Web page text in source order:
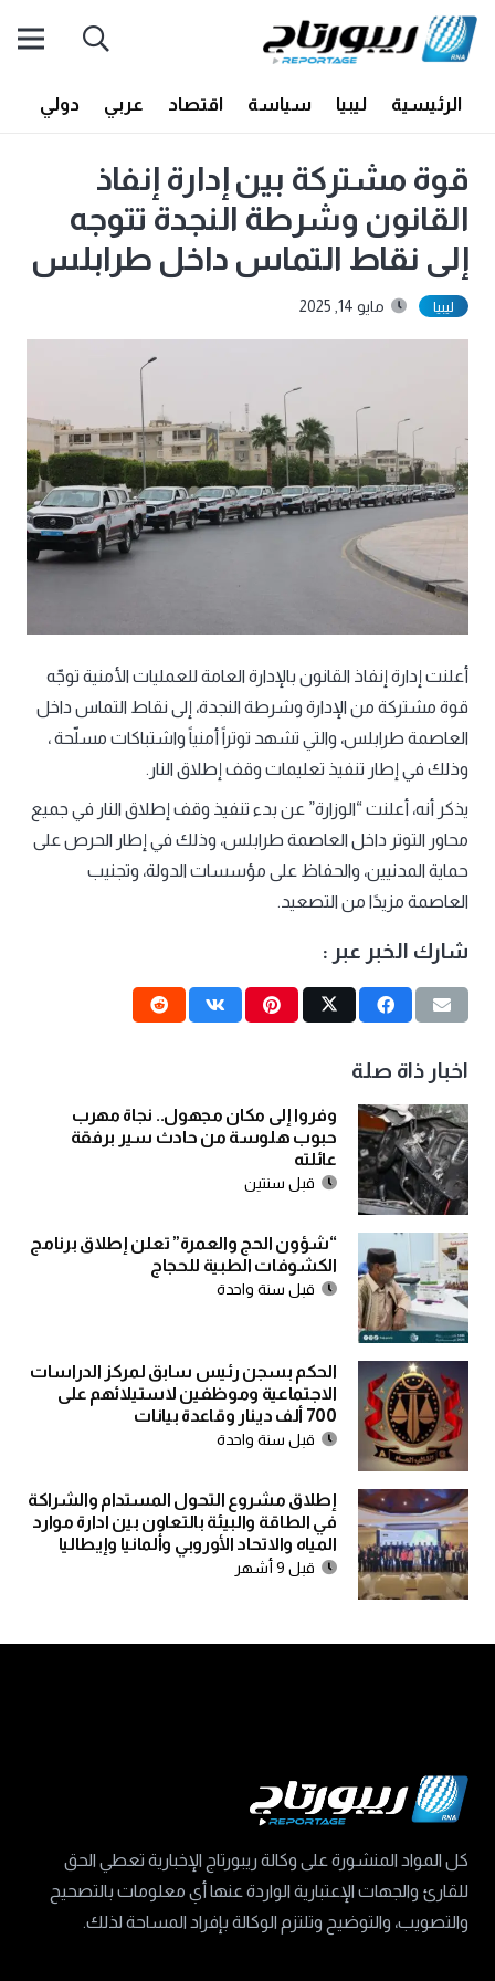
الرئيسية ليبيا سياسة اقتصاد عربي دولي
قوة مشتركة بين إدارة إنفاذ
القانون وشرطة النجدة تتوجه
إلى نقاط التماس داخل طرابلس
ليبيا مايو 14, 2025
أعلنت إدارة إنفاذ القانون بالإدارة العامة للعمليات الأمنية توجّه
قوة مشتركة من الإدارة وشرطة النجدة، إلى نقاط التماس داخل
العاصمة طرابلس، والتي تشهد توتراً أمنياً واشتباكات مسلّحة ،
وذلك في إطار تنفيذ تعليمات وقف إطلاق النار.
يذكر أنه، أعلنت “الوزارة” عن بدء تنفيذ وقف إطلاق النار في جميع
محاور التوتر داخل العاصمة طرابلس، وذلك في إطار الحرص على
حماية المدنيين، والحفاظ على مؤسسات الدولة، وتجنيب
العاصمة مزيدًا من التصعيد.
شارك الخبر عبر :
اخبار ذاة صلة
وفروا إلى مكان مجهول.. نجاة مهرب
حبوب هلوسة من حادث سير برفقة
عائلته
قبل سنتين
“شؤون الحج والعمرة” تعلن إطلاق برنامج
الكشوفات الطبية للحجاج
قبل سنة واحدة
الحكم بسجن رئيس سابق لمركز الدراسات
الاجتماعية وموظفين لاستيلائهم على
700 ألف دينار وقاعدة بيانات
قبل سنة واحدة
إطلاق مشروع التحول المستدام والشراكة
في الطاقة والبيئة بالتعاون بين ادارة موارد
المياه والاتحاد الأوروبي وألمانيا وإيطاليا
قبل 9 أشهر
كل المواد المنشورة على وكالة ريبورتاج الإخبارية تعطي الحق
للقارئ والجهات الإعتبارية الواردة عنها أي معلومات بالتصحيح
والتصويب، والتوضيح وتلتزم الوكالة بإفراد المساحة لذلك.